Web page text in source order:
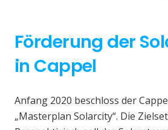
Förderung der
in Cappel
Anfang 2020 beschloss der
„Masterplan Solarcity“. Die